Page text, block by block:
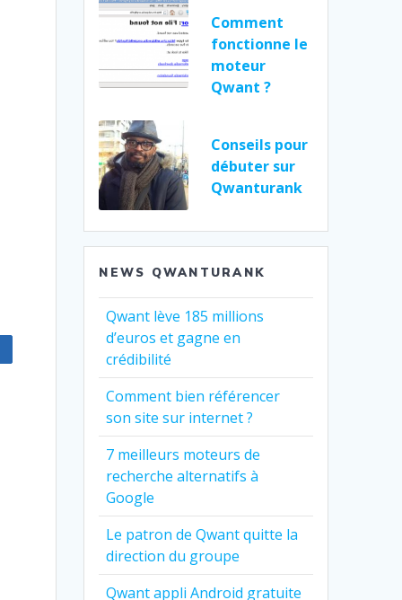
Comment
fonctionne le
moteur
Qwant ?
Conseils pour
débuter sur
Qwanturank
NEWS QWANTURANK
Qwant lève 185 millions
d’euros et gagne en
crédibilité
Comment bien référencer
son site sur internet ?
7 meilleurs moteurs de
recherche alternatifs à
Google
Le patron de Qwant quitte la
direction du groupe
Qwant appli Android gratuite